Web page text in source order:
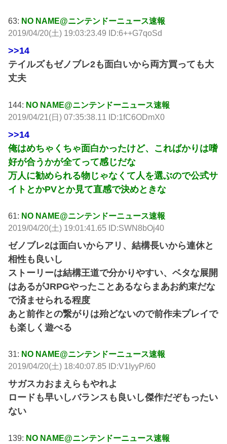
63: NO NAME@ニンテンドーニュース速報
2019/04/20(土) 19:03:23.49 ID:6++G7qoSd
>>14
テイルズもゼノブレ2も面白いから両方買っても大
丈夫
144: NO NAME@ニンテンドーニュース速報
2019/04/21(日) 07:35:38.11 ID:1fC6ODmX0
>>14
俺はめちゃくちゃ面白かったけど、こればかりは嗜
好が合うかが全てって感じだな
万人に勧められる物じゃなくて人を選ぶので公式サ
イトとかPVとか見て直感で決めときな
61: NO NAME@ニンテンドーニュース速報
2019/04/20(土) 19:01:41.65 ID:SWN8bOj40
ゼノブレ2は面白いからアリ、結構長いから連休と
相性も良いし
ストーリーは結構王道で分かりやすい、ベタな展開
はあるがJRPGやったことあるならまあお約束だな
で済ませられる程度
あと前作との繋がりは殆どないので前作未プレイで
も楽しく遊べる
31: NO NAME@ニンテンドーニュース速報
2019/04/20(土) 18:40:07.85 ID:V1IyyP/60
サガスカおまえらもやれよ
ロードも早いしバランスも良いし傑作だぞもったい
ない
139: NO NAME@ニンテンドーニュース速報